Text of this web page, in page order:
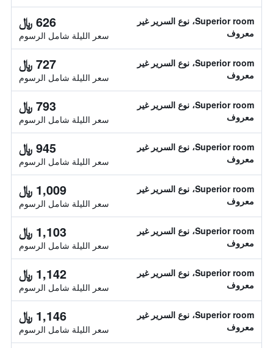
Superior room، نوع السرير غير
معروف
626 ﷼
سعر الليلة شامل الرسوم
Superior room، نوع السرير غير
معروف
727 ﷼
سعر الليلة شامل الرسوم
Superior room، نوع السرير غير
معروف
793 ﷼
سعر الليلة شامل الرسوم
Superior room، نوع السرير غير
معروف
945 ﷼
سعر الليلة شامل الرسوم
Superior room، نوع السرير غير
معروف
1,009 ﷼
سعر الليلة شامل الرسوم
Superior room، نوع السرير غير
معروف
1,103 ﷼
سعر الليلة شامل الرسوم
Superior room، نوع السرير غير
معروف
1,142 ﷼
سعر الليلة شامل الرسوم
Superior room، نوع السرير غير
معروف
1,146 ﷼
سعر الليلة شامل الرسوم